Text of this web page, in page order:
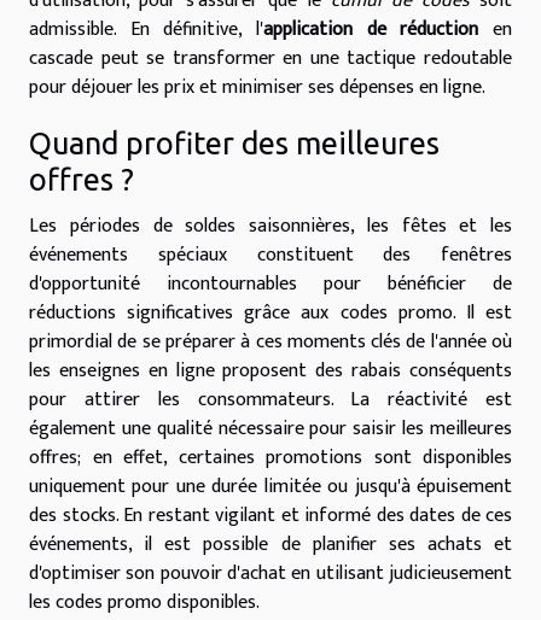
admissible. En définitive, l'application de réduction en
cascade peut se transformer en une tactique redoutable
pour déjouer les prix et minimiser ses dépenses en ligne.
Quand profiter des meilleures
offres ?
Les périodes de soldes saisonnières, les fêtes et les
événements spéciaux constituent des fenêtres
d'opportunité incontournables pour bénéficier de
réductions significatives grâce aux codes promo. Il est
primordial de se préparer à ces moments clés de l'année où
les enseignes en ligne proposent des rabais conséquents
pour attirer les consommateurs. La réactivité est
également une qualité nécessaire pour saisir les meilleures
offres; en effet, certaines promotions sont disponibles
uniquement pour une durée limitée ou jusqu'à épuisement
des stocks. En restant vigilant et informé des dates de ces
événements, il est possible de planifier ses achats et
d'optimiser son pouvoir d'achat en utilisant judicieusement
les codes promo disponibles.